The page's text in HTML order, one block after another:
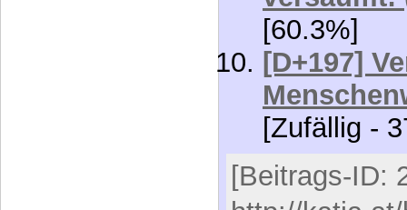
versäumt!
[60.3%]
[D+197]
[Zufällig -